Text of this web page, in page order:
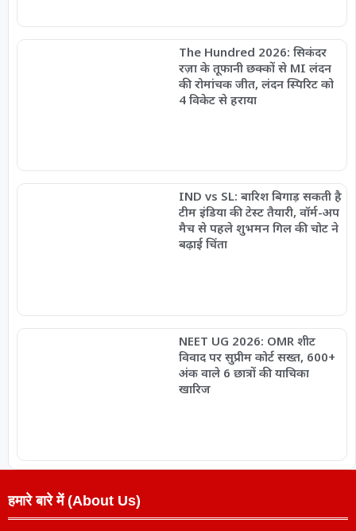
The Hundred 2026: सिकंदर
रज़ा के तूफानी छक्कों से MI लंदन
की रोमांचक जीत, लंदन स्पिरिट को
4 विकेट से हराया
IND vs SL: बारिश बिगाड़ सकती है
टीम इंडिया की टेस्ट तैयारी, वॉर्म-अप
मैच से पहले शुभमन गिल की चोट ने
बढ़ाई चिंता
NEET UG 2026: OMR शीट
विवाद पर सुप्रीम कोर्ट सख्त, 600+
अंक वाले 6 छात्रों की याचिका
खारिज
हमारे बारे में (About Us)